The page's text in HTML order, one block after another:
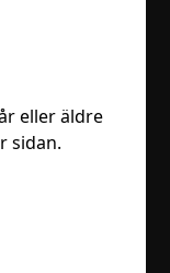
eller äldre
sidan.